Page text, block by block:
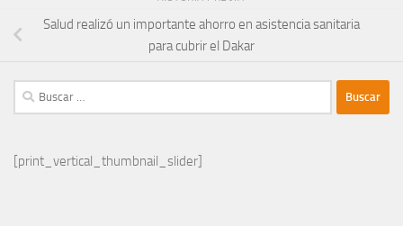
Salud realizó un importante ahorro en asistencia sanitaria
para cubrir el Dakar
Buscar:
[print_vertical_thumbnail_slider]